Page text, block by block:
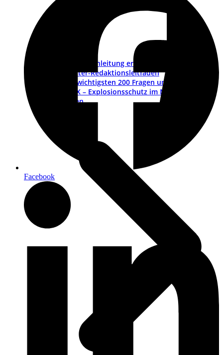
Betriebsanleitung erstellen – ein Leitfaden
Muster-Redaktionsleitfaden
Die wichtigsten 200 Fragen und Antworten
ATEX – Explosionsschutz im Maschinenbau
Schulungen
Facebook